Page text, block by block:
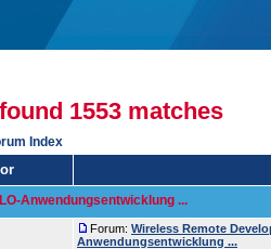
1553 matches
Index
Anwendungsentwicklung ...
Forum: Wireless Remote
Anwendungsentwicklung ...